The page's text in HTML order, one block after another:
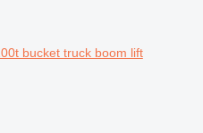
bucket truck boom lift